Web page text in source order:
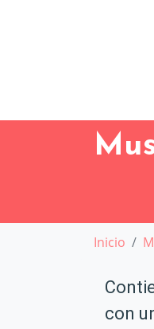
Inicio
con